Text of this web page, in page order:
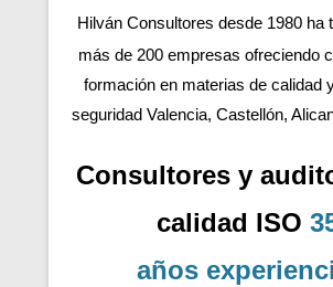
Hilván Consultores desde 1980 ha
más de 200 empresas ofreciendo
formación en materias de calidad
seguridad Valencia, Castellón,
Consultores y
calidad ISO
años